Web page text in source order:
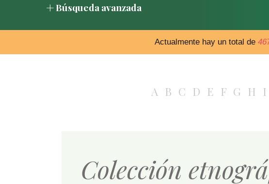
Búsqueda avanzada
Actualmente hay un total de
A B C D E F G H I
Colección